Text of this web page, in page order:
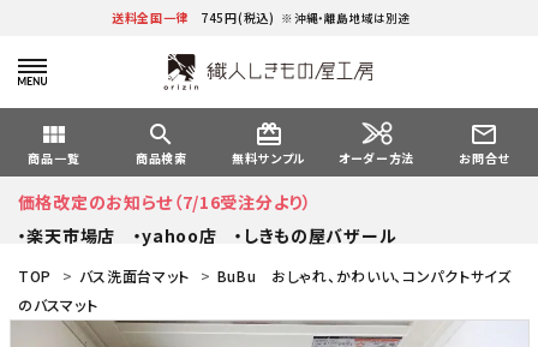
送料全国一律 745円(税込) ※沖縄・離島地域は別途
view_module
商品一覧
search
商品検索
card_giftcard
無料サンプル オーダー方法
mail_outline
お問合せ
価格改定のお知らせ（7/16受注分より）
・楽天市場店
・yahoo店 ・しきもの屋バザール
TOP > バス洗面台マット > BuBu おしゃれ、かわいい、コンパクトサイズ
のバスマット